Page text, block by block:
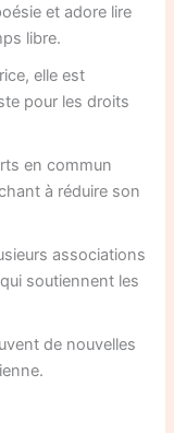
et adore lire
libre.
elle est
pour les droits
en commun
à réduire son
associations
soutiennent les
de nouvelles